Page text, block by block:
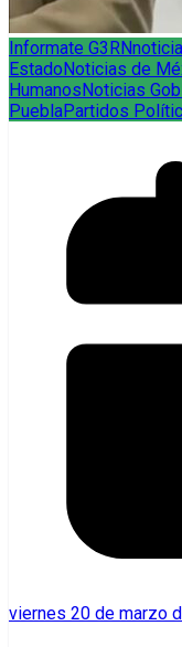
Informate G3RN
EstadoNoticias de
HumanosNoticias
PueblaPartidos
viernes 20 de marzo